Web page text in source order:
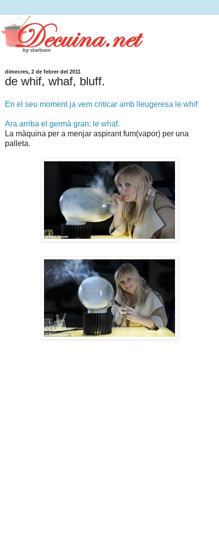
dimecres, 2 de febrer del 2011
de whif, whaf, bluff.
En el seu moment ja vem criticar amb lleugeresa le whif
Ara arriba el germà gran: le whaf.
La màquina per a menjar aspirant fum(vapor) per una
palleta.